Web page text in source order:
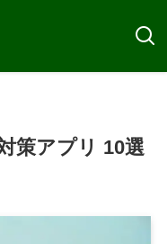
策アプリ 10選